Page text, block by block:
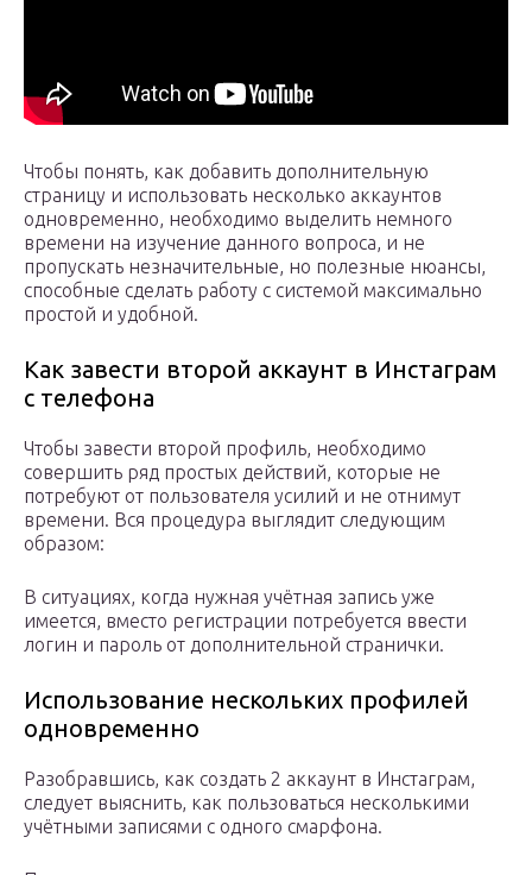
Чтобы понять, как добавить дополнительную
страницу и использовать несколько аккаунтов
одновременно, необходимо выделить немного
времени на изучение данного вопроса, и не
пропускать незначительные, но полезные нюансы,
способные сделать работу с системой максимально
простой и удобной.
Как завести второй аккаунт в Инстаграм
с телефона
Чтобы завести второй профиль, необходимо
совершить ряд простых действий, которые не
потребуют от пользователя усилий и не отнимут
времени. Вся процедура выглядит следующим
образом:
В ситуациях, когда нужная учётная запись уже
имеется, вместо регистрации потребуется ввести
логин и пароль от дополнительной странички.
Использование нескольких профилей
одновременно
Разобравшись, как создать 2 аккаунт в Инстаграм,
следует выяснить, как пользоваться несколькими
учётными записями с одного смарфона.